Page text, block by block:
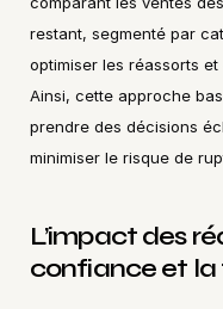
restant, segmenté par
optimiser les réassorts
Ainsi, cette approche
prendre des décisions
minimiser le risque de
L’impact des
confiance et la